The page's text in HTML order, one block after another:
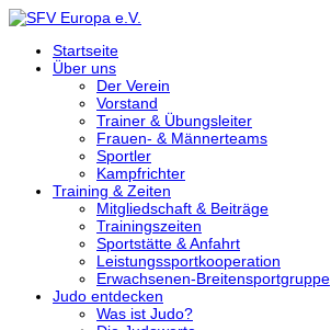
Startseite
Über uns
Der Verein
Vorstand
Trainer & Übungsleiter
Frauen- & Männerteams
Sportler
Kampfrichter
Training & Zeiten
Mitgliedschaft & Beiträge
Trainingszeiten
Sportstätte & Anfahrt
Leistungssportkooperation
Erwachsenen-Breitensportgruppe
Judo entdecken
Was ist Judo?